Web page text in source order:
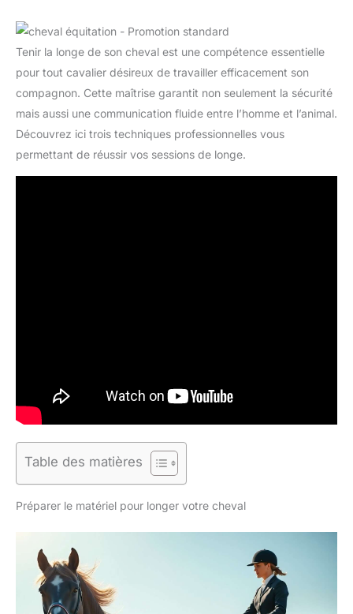
Tenir la longe de son cheval est une compétence essentielle
pour tout cavalier désireux de travailler efficacement son
compagnon. Cette maîtrise garantit non seulement la sécurité
mais aussi une communication fluide entre l’homme et l’animal.
Découvrez ici trois techniques professionnelles vous
permettant de réussir vos sessions de longe.
Table des matières
Préparer le matériel pour longer votre cheval